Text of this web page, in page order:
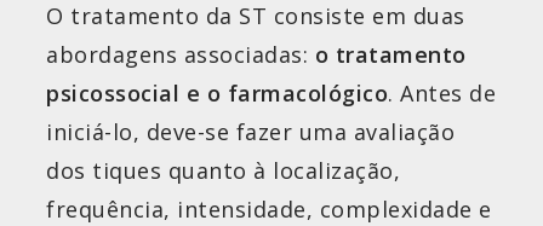
O tratamento da ST consiste em duas
abordagens associadas: o tratamento
psicossocial e o farmacológico. Antes de
iniciá-lo, deve-se fazer uma avaliação
dos tiques quanto à localização,
frequência, intensidade, complexidade e